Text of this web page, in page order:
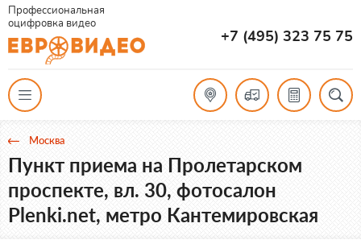
Профессиональная
оцифровка видео
+7 (495) 323 75 75
Москва
Пункт приема на Пролетарском
проспекте, вл. 30, фотосалон
Plenki.net, метро Кантемировская